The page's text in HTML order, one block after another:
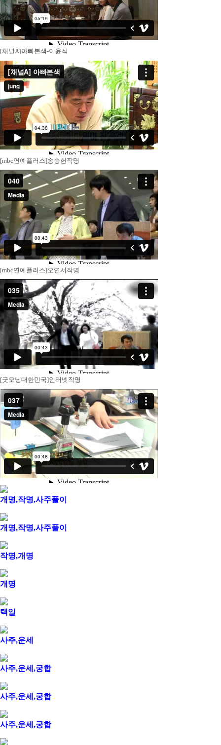
[채널A]아빠본색-이윤석
[mbc연예플러스]송승헌작명
[mbc연예플러스]오연서작명
[굿모닝대한민국]인터넷작명
개명,작명,사주풀이
개명,작명,사주풀이
작명,개명
개명
택일
사주,운세
사주,운세,궁합
사주,운세,궁합
사주,운세,궁합